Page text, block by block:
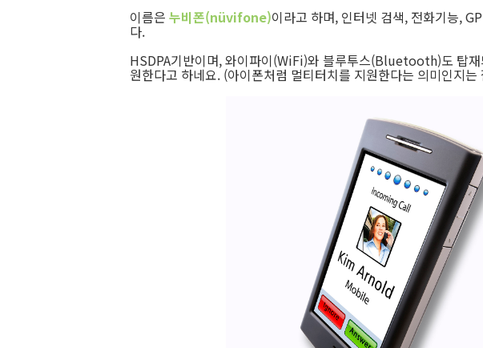
이름은 누비폰(nüvifone)이라고 하며, 인터넷 검색, 전화기능,
다.
HSDPA기반이며, 와이파이(WiFi)와 블루투스(Bluetooth)도 탑재
원한다고 하네요. (아이폰처럼 멀티터치를 지원한다는 의미인지는